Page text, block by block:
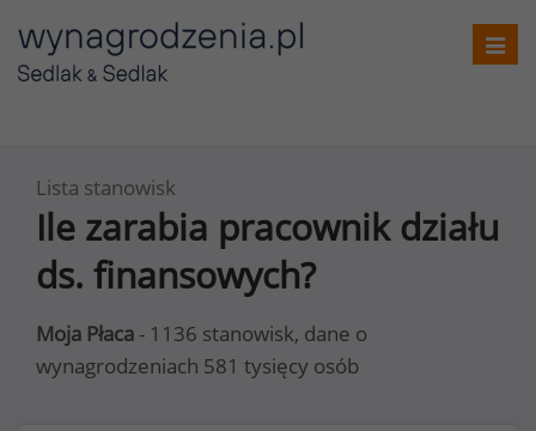
Lista stanowisk
Ile zarabia pracownik działu
ds. finansowych?
Moja Płaca - 1136 stanowisk, dane o
wynagrodzeniach 581 tysięcy osób